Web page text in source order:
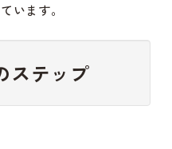
います。
ステップ